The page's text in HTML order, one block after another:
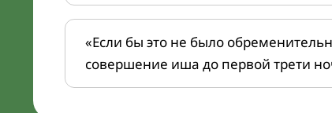
«Если бы это не было
совершение иша до первой трети